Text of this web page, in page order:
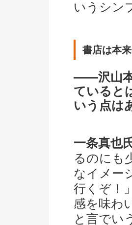
いうシン
書店は本
――沢山本
ていると
いう点は
一条真也
るのにも
なイメー
行くぞ！
感を味わ
と言でい